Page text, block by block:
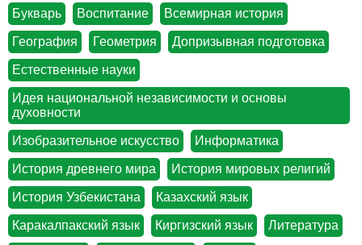
Букварь Воспитание Всемирная история
География Геометрия Допризывная подготовка
Естественные науки
Идея национальной независимости и основы
духовности
Изобразительное искусство Информатика
История древнего мира История мировых религий
История Узбекистана Казахский язык
Каракалпакский язык Киргизский язык Литература